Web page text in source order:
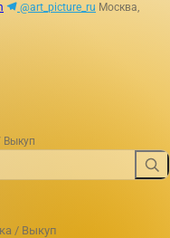
@art_picture_ru Москва,
Выкуп
/ Выкуп